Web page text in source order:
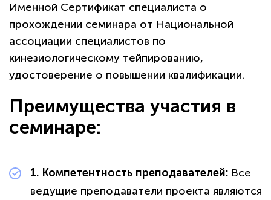
конфиденциальности сайта
Именной Сертификат специалиста о
прохождении семинара от Национальной
ассоциации специалистов по
кинезиологическому тейпированию,
удостоверение о повышении квалификации.
Преимущества участия в
семинаре:
1. Компетентность преподавателей: Все
ведущие преподаватели проекта являются